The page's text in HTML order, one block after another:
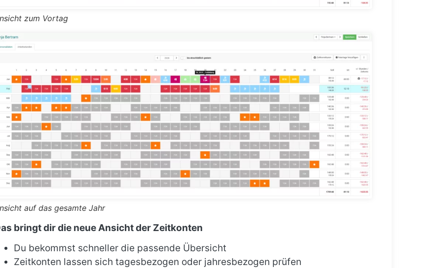
zum Vortag
auf das gesamte Jahr
bringt dir die neue Ansicht der Zeitkonten
Du bekommst schneller die passende Übersicht
Zeitkonten lassen sich tagesbezogen oder jahresbezogen prüfen